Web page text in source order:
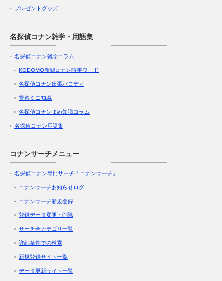
プレゼントグッズ
名探偵コナン雑学・用語集
名探偵コナン雑学コラム
KODOMO新聞コナン時事ワード
名探偵コナン出張パロディ
警察ミニ知識
名探偵コナンまめ知識コラム
名探偵コナン用語集
コナンサーチメニュー
名探偵コナン専門サーチ「コナンサーチ」
コナンサーチお知らせログ
コナンサーチ新規登録
登録データ変更・削除
サーチ全カテゴリ一覧
詳細条件での検索
新規登録サイト一覧
データ更新サイト一覧